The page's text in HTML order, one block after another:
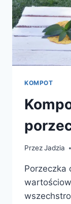
KOMPOT
PrzezJadzia
Porzeczka